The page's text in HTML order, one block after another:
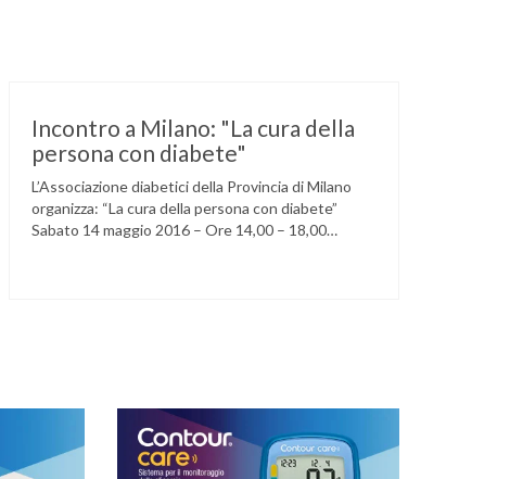
Incontro a Milano: "La cura della
persona con diabete"
L’Associazione diabetici della Provincia di Milano
organizza: “La cura della persona con diabete”
Sabato 14 maggio 2016 – Ore 14,00 – 18,00